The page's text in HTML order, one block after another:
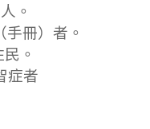
。
冊）者。
。
症者